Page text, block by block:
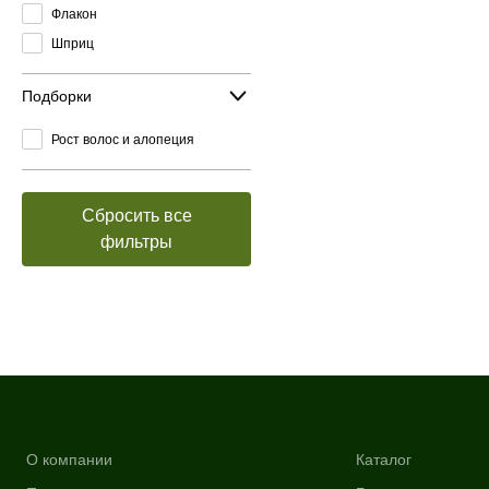
Флакон
Шприц
Подборки
Рост волос и алопеция
Сбросить все
фильтры
О компании
Каталог